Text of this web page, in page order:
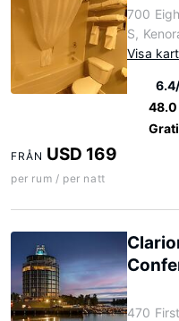
700
S,
Visa
48.0
FRÅN USD 169
per rum / per natt
470